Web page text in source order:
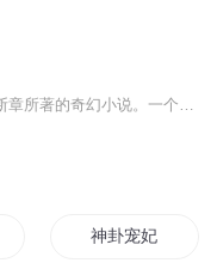
神卦宠妃